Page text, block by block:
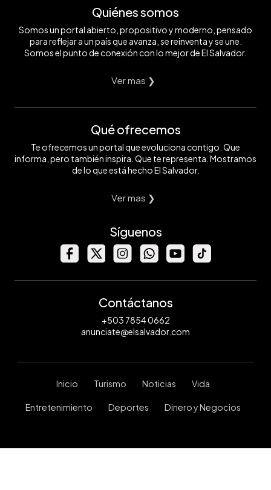
Quiénes somos
Somos un portal abierto, propositivo y moderno, pensado
para reflejar a un país que avanza, se reinventa y se une.
Somos el punto de conexión con lo mejor de El Salvador.
Ver mas ❯
Qué ofrecemos
Te ofrecemos un portal que evoluciona contigo. Que
informa, pero también inspira. Que te representa. Mostramos
de lo que está hecho El Salvador.
Ver mas ❯
Síguenos
Contáctanos
+503 7854 0662
anunciate@elsalvador.com
Inicio Turismo Noticias Vida
Entretenimiento Deportes Dinero y Negocios